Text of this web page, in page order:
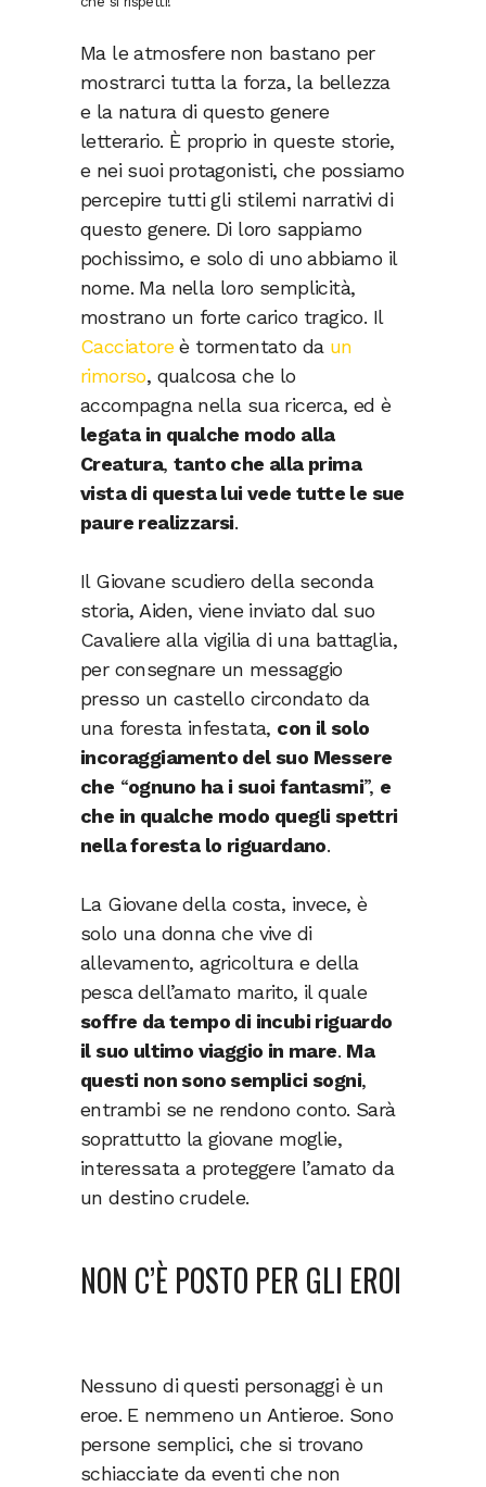
Ma le atmosfere non bastano per
mostrarci tutta la forza, la bellezza
e la natura di questo genere
letterario. È proprio in queste storie,
e nei suoi protagonisti, che possiamo
percepire tutti gli stilemi narrativi di
questo genere. Di loro sappiamo
pochissimo, e solo di uno abbiamo il
nome. Ma nella loro semplicità,
mostrano un forte carico tragico. Il
Cacciatoreè tormentato da un
rimorso, qualcosa che lo
accompagna nella sua ricerca, ed è
legata in qualche modo alla
Creatura,tanto che alla prima
vista di questa lui vede tutte le sue
paure realizzarsi.
Il Giovane scudiero della seconda
storia, Aiden, viene inviato dal suo
Cavaliere alla vigilia di una battaglia,
per consegnare un messaggio
presso un castello circondato da
una foresta infestata, con il solo
incoraggiamento del suo Messere
che “ognuno ha i suoi fantasmi”, e
che in qualche modo quegli spettri
nella foresta lo riguardano.
La Giovane della costa, invece, è
solo una donna che vive di
allevamento, agricoltura e della
pesca dell’amato marito, il quale
soffre da tempo di incubi riguardo
il suo ultimo viaggio in mare. Ma
questi non sono semplici sogni,
entrambi se ne rendono conto. Sarà
soprattutto la giovane moglie,
interessata a proteggere l’amato da
un destino crudele.
NON C’È POSTO PER GLI EROI
Nessuno di questi personaggi è un
eroe. E nemmeno un Antieroe. Sono
persone semplici, che si trovano
schiacciate da eventi che non